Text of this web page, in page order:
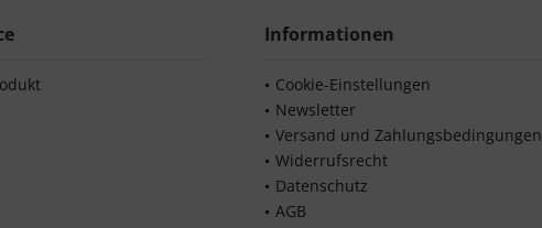
Informationen
Cookie-Einstellungen
Newsletter
Versand und Zahlungsbedingungen
Widerrufsrecht
Datenschutz
AGB